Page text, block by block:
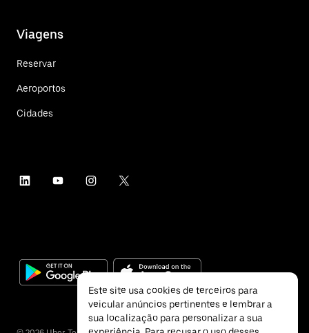
Viagens
Reservar
Aeroportos
Cidades
Este site usa cookies de terceiros para
veicular anúncios pertinentes e lembrar a
sua localização para personalizar a sua